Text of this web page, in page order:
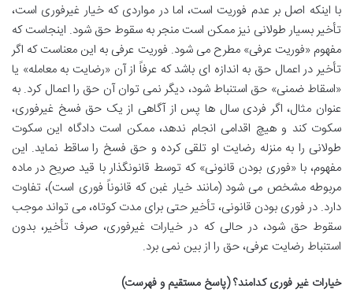
با اینکه اصل بر عدم فوریت است، اما در مواردی که خیار غیرفوری است،
تأخیر بسیار طولانی نیز ممکن است منجر به سقوط حق شود. اینجاست که
مفهوم «فوریت عرفی» مطرح می شود. فوریت عرفی به این معناست که اگر
تأخیر در اعمال حق به اندازه ای باشد که عرفاً از آن «رضایت به معامله» یا
«اسقاط ضمنی» حق استنباط شود، دیگر نمی توان آن حق را اعمال کرد. به
عنوان مثال، اگر فردی سال ها پس از آگاهی از یک حق فسخ غیرفوری،
سکوت کند و هیچ اقدامی انجام ندهد، ممکن است دادگاه این سکوت
طولانی را به منزله رضایت او تلقی کرده و حق فسخ را ساقط نماید. این
مفهوم، با «فوری بودن قانونی» که توسط قانونگذار با قید صریح در ماده
مربوطه مشخص می شود (مانند خیار غبن که قانوناً فوری است)، تفاوت
دارد. در فوری بودن قانونی، تأخیر حتی برای مدت کوتاه، می تواند موجب
سقوط حق شود، در حالی که در خیارات غیرفوری، صرف تأخیر، بدون
استنباط رضایت عرفی، حق را از بین نمی برد.
خیارات غیر فوری کدامند؟ (پاسخ مستقیم و فهرست)